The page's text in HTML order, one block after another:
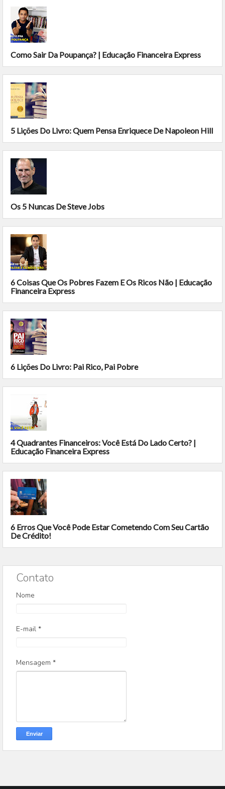
Como Sair Da Poupança? | Educação Financeira Express
5 Lições Do Livro: Quem Pensa Enriquece De Napoleon Hill
Os 5 Nuncas De Steve Jobs
6 Coisas Que Os Pobres Fazem E Os Ricos Não | Educação
Financeira Express
6 Lições Do Livro: Pai Rico, Pai Pobre
4 Quadrantes Financeiros: Você Está Do Lado Certo? |
Educação Financeira Express
6 Erros Que Você Pode Estar Cometendo Com Seu Cartão
De Crédito!
Contato
Nome
E-mail *
Mensagem *